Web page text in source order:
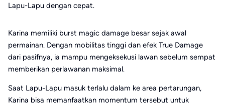
Lapu-Lapu dengan cepat.
Karina memiliki burst magic damage besar sejak awal
permainan. Dengan mobilitas tinggi dan efek True Damage
dari pasifnya, ia mampu mengeksekusi lawan sebelum sempat
memberikan perlawanan maksimal.
Saat Lapu-Lapu masuk terlalu dalam ke area pertarungan,
Karina bisa memanfaatkan momentum tersebut untuk